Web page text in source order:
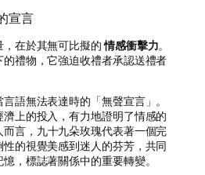
宣言
，在於其無可比擬的情感衝擊力。
禮物，它強迫收禮者承認送禮者
語無法表達時的「無聲宣言」。
上的投入，有力地證明了情感的
言，九十九朵玫瑰代表著一個完
的視覺美感到迷人的芬芳，共同
，標誌著關係中的重要轉變。